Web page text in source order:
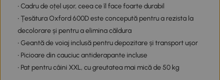
• Cadru de oțel ușor, ceea ce îl face foarte durabil
• Țesătura Oxford 600D este concepută pentru a rezista la
decolorare și pentru a elimina căldura
• Geantă de voiaj inclusă pentru depozitare și transport ușor
• Picioare din cauciuc antiderapante incluse
• Pat pentru câini XXL, cu greutatea mai mică de 50 kg